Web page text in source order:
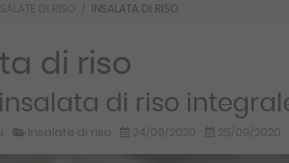
DI RISO INSALATA DI RISO
di riso
di riso
Insalate di riso 24/09/2020 25/09/2020